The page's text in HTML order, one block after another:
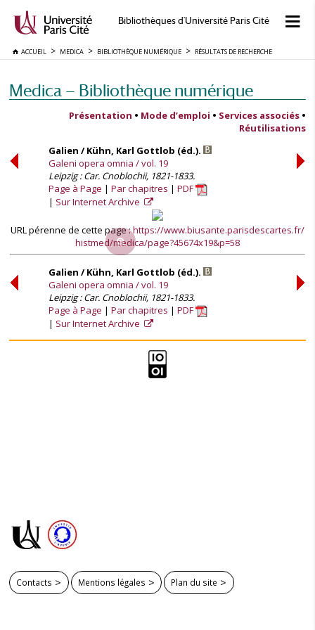
Bibliothèques d'Université Paris Cité
ACCUEIL MEDICA BIBLIOTHÈQUE NUMÉRIQUE RÉSULTATS DE RECHERCHE
Medica — Bibliothèque numérique
Présentation • Mode d’emploi • Services associés •
Réutilisations
Galien / Kühn, Karl Gottlob (éd.).
Galeni opera omnia / vol. 19
Leipzig : Car. Cnoblochii, 1821-1833.
Page à Page
Par chapitres
PDF
Sur Internet Archive
URL pérenne de cette page :https://www.biusante.parisdescartes.fr/
histmed/medica/page?45674x19&p=58
Galien / Kühn, Karl Gottlob (éd.).
Galeni opera omnia / vol. 19
Leipzig : Car. Cnoblochii, 1821-1833.
Page à Page
Par chapitres
PDF
Sur Internet Archive
Contacts Mentions légales Plan du site